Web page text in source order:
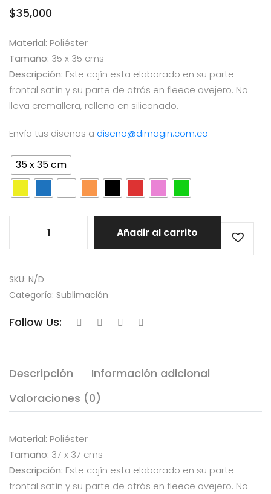
$35,000
Material: Poliéster
Tamaño: 35 x 35 cms
Descripción: Este cojín esta elaborado en su parte
frontal satín y su parte de atrás en fleece ovejero. No
lleva cremallera, relleno en siliconado.
Envía tus diseños a diseno@dimagin.com.co
35 x 35 cm
Añadir al carrito
SKU: N/D
Categoría: Sublimación
Follow Us:
Descripción
Información adicional
Valoraciones (0)
Material: Poliéster
Tamaño: 37 x 37 cms
Descripción: Este cojín esta elaborado en su parte
frontal satín y su parte de atrás en fleece ovejero. No